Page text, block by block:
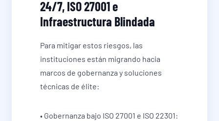
24/7, ISO 27001 e
Infraestructura Blindada
Para mitigar estos riesgos, las
instituciones están migrando hacia
marcos de gobernanza y soluciones
técnicas de élite:
• Gobernanza bajo ISO 27001 e ISO 22301: